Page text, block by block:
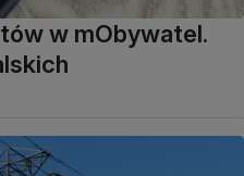
w mObywatel.